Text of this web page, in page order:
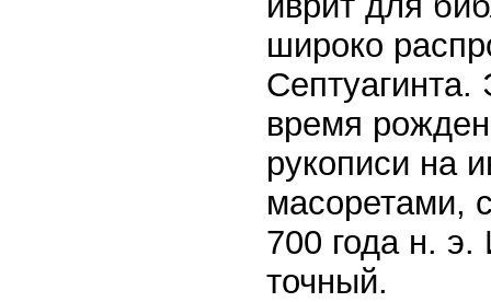
широко
время
рукописи на
масоретами,
700 года н.
точный.